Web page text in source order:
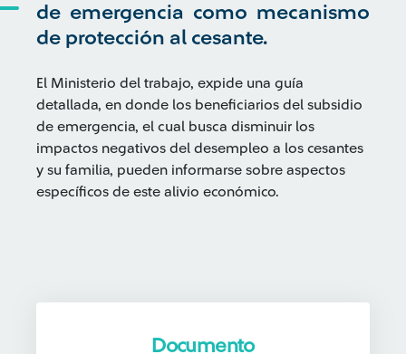
de emergencia como mecanismo
de protección al cesante.
El Ministerio del trabajo, expide una guía
detallada, en donde los beneficiarios del subsidio
de emergencia, el cual busca disminuir los
impactos negativos del desempleo a los cesantes
y su familia, pueden informarse sobre aspectos
específicos de este alivio económico.
Documento